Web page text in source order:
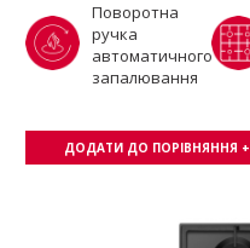
Поворотна
ручка
автоматичного
запалювання
ДОДАТИ ДО ПОРІВНЯННЯ +